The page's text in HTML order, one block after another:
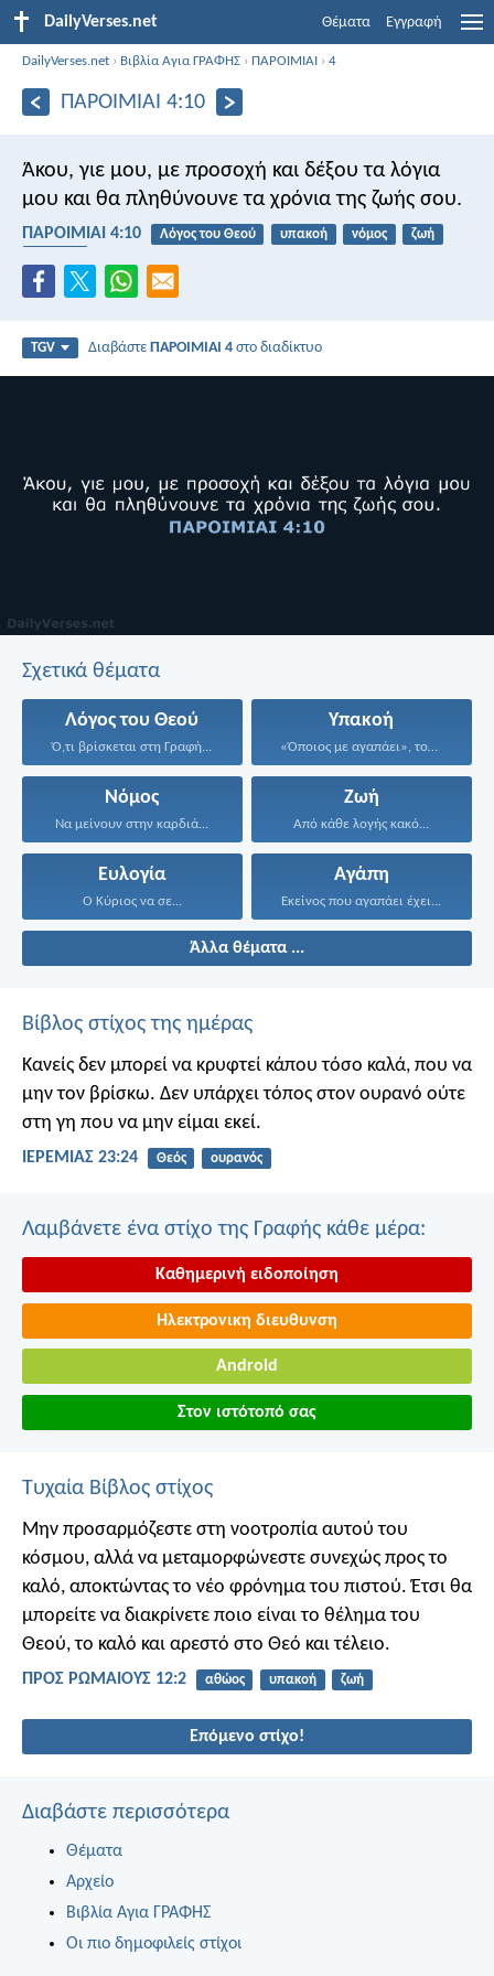
DailyVerses.net Θέματα Εγγραφή
DailyVerses.net › Βιβλία Αγια ΓΡΑΦΗΣ › ΠΑΡΟΙΜΙΑΙ ›4
ΠΑΡΟΙΜΙΑΙ 4:10
Άκου, γιε μου, με προσοχή και δέξου τα λόγια
μου και θα πληθύνουνε τα χρόνια της ζωής σου.
ΠΑΡΟΙΜΙΑΙ 4:10 Λόγος του Θεού υπακοή νόμος
ζωή
TGV ΔιαβάστεΠΑΡΟΙΜΙΑΙ 4 στο διαδίκτυο
Σχετικά θέματα
Λόγος του Θεού
Ό,τι βρίσκεται στη Γραφή...
Υπακοή
«Όποιος με αγαπάει», του...
Νόμος
Να μείνουν στην καρδιά...
Ζωή
Από κάθε λογής κακό...
Ευλογία
Ο Κύριος να σε...
Αγάπη
Εκείνος που αγαπάει έχει...
Άλλα θέματα ...
Βίβλος στίχος της ημέρας
Κανείς δεν μπορεί να κρυφτεί κάπου τόσο καλά, που να
μην τον βρίσκω. Δεν υπάρχει τόπος στον ουρανό ούτε
στη γη που να μην είμαι εκεί.
ΙΕΡΕΜΙΑΣ 23:24 Θεός ουρανός
Λαμβάνετε ένα στίχο της Γραφής κάθε μέρα:
Καθημερινή ειδοποίηση
Ηλεκτρονικη διευθυνση
Android
Στον ιστότοπό σας
Τυχαία Βίβλος στίχος
Μην προσαρμόζεστε στη νοοτροπία αυτού του
κόσμου, αλλά να μεταμορφώνεστε συνεχώς προς το
καλό, αποκτώντας το νέο φρόνημα του πιστού. Έτσι θα
μπορείτε να διακρίνετε ποιο είναι το θέλημα του
Θεού, το καλό και αρεστό στο Θεό και τέλειο.
ΠΡΟΣ ΡΩΜΑΙΟΥΣ 12:2 αθώος υπακοή ζωή
Επόμενο στίχο!
Διαβάστε περισσότερα
Θέματα
Αρχείο
Βιβλία Αγια ΓΡΑΦΗΣ
Οι πιο δημοφιλείς στίχοι